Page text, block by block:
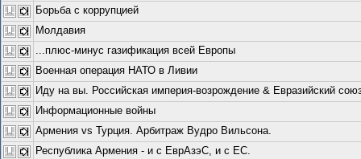
Борьба с коррупцией
Молдавия
...плюс-минус газификация всей Европы
Военная операция НАТО в Ливии
Иду на вы. Российская империя-возрождение & Евразийский
Информационные войны
Армения vs Турция. Арбитраж Вудро Вильсона.
Республика Армения - и с ЕврАзэС, и с ЕС.